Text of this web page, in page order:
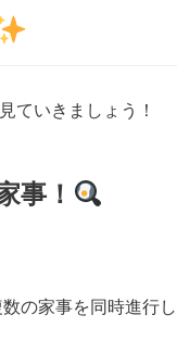
ていきましょう！
事！
の家事を同時進行し